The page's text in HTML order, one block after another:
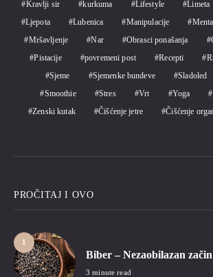
Kravlji sir
kurkuma Lifestyle Limeta
Ljepota
Lubenica Manipulacije Menta
Mršavljenje
Nar Obrasci ponašanja
Pistacije
povremeni post Recepti
Sjeme
Sjemenke bundeve Sladoled
Smoothie
Stres Vrt Yoga
Zenski kutak
Čišćenje jetre Čišćenje
PROČITAJ I OVO
1
Biber – Nezaobilazan
3 minute read